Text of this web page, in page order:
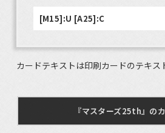
[M15]:U [A25]:C
カードテキストは印刷カードのテキス
『マスターズ25th』の